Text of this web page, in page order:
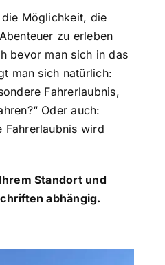
Möglichkeit, die
zu erleben
bevor man sich in das
man sich natürlich:
Fahrerlaubnis,
Oder auch:
Fahrerlaubnis wird
Standort und
abhängig.